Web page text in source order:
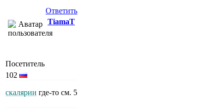
Ответить
TiamaT
Посетитель
102
скалярии где-то см. 5